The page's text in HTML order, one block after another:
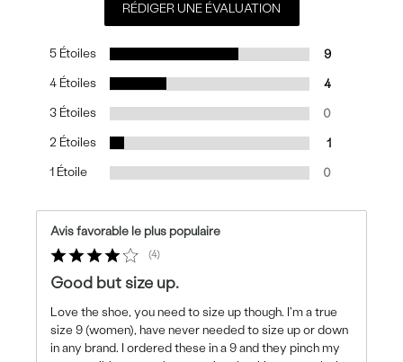
RÉDIGER UNE ÉVALUATION
5 Étoiles 9
4 Étoiles 4
3 Étoiles 0
2 Étoiles 1
1 Étoile 0
Avis favorable le plus populaire
4
Good but size up.
Love the shoe, you need to size up though. I'm a true
size 9 (women), have never needed to size up or down
in any brand. I ordered these in a 9 and they pinch my